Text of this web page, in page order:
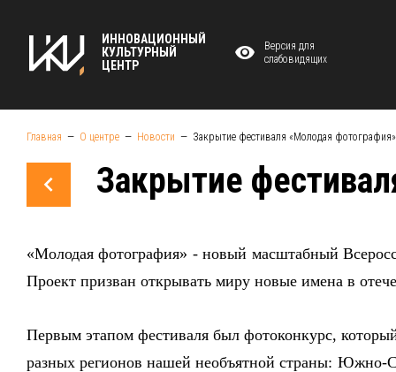
ИННОВАЦИОННЫЙ
КУЛЬТУРНЫЙ
ЦЕНТР
Версия для
слабовидящих
Главная О центре Новости Закрытие фестиваля «Молодая фотография»
Закрытие
«Молодая фотография» - новый масштабный
Проект призван открывать миру новые имена в
Первым этапом фестиваля был фотоконкурс,
разных регионов нашей необъятной страны: Южно-